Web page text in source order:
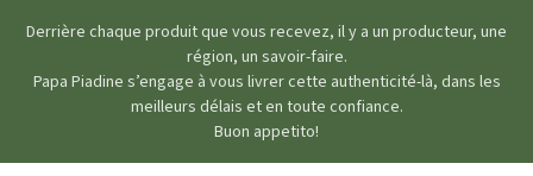
Derrière chaque produit que vous recevez, il y a un producteur, une
région, un savoir-faire.
Papa Piadine s’engage à vous livrer cette authenticité-là, dans les
meilleurs délais et en toute confiance.
Buon appetito!